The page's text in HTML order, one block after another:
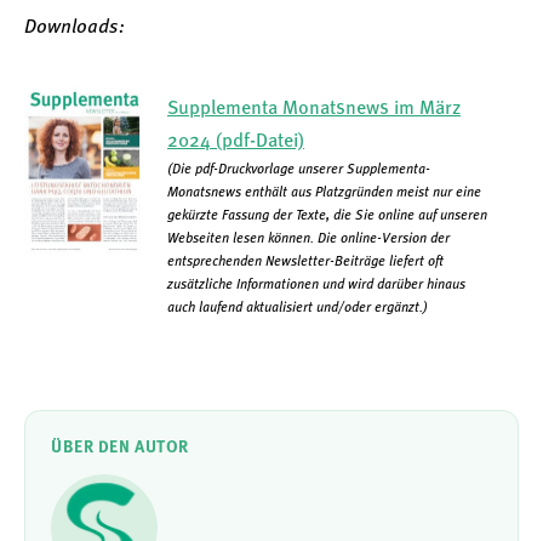
Downloads:
Supplementa Monatsnews im März
2024 (pdf-Datei)
(Die pdf-Druckvorlage unserer Supplementa-
Monatsnews enthält aus Platzgründen meist nur eine
gekürzte Fassung der Texte, die Sie online auf unseren
Webseiten lesen können. Die online-Version der
entsprechenden Newsletter-Beiträge liefert oft
zusätzliche Informationen und wird darüber hinaus
auch laufend aktualisiert und/oder ergänzt.)
ÜBER DEN AUTOR